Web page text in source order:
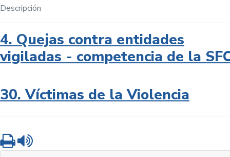
Descripción
4. Quejas contra entidades
vigiladas - competencia de la
30. Víctimas de la Violencia
Imprimir